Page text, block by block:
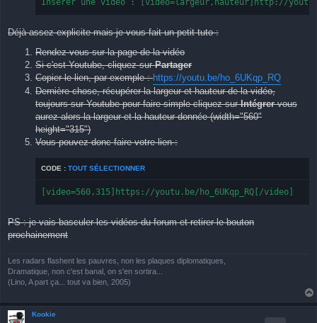
Insérer une vidéo : [video=largeur,hauteur]http://
Déjà assez explicite mais je vous fait un petit tuto :
Rendez-vous sur la page de la vidéo
Si c'est Youtube, cliquez surPartager
Copier le lien, par exemple :https://youtu.be/ho_6UKqp_RQ
Dernière chose, récupérer la largeur et hauteur de la vidéo,
toujours sur Youtube pour faire simple cliquez surIntégrervous
aurez alors la largeur et la hauteur donnée (width="560"
height="315")
Vous pouvez donc faire votre lien :
CODE : TOUT SÉLECTIONNER
[video=560,315]https://youtu.be/ho_6UKqp_RQ[/video]
PS : je vais basculer les vidéos du forum et retirer le bouton
prochainement
Les radars flashent les pauvres, non les plaques diplomatiques,
Dramatique, non c'est banal, on s'en sortira...
(Lino, A part ça... tout va bien, 2005)
Kookie